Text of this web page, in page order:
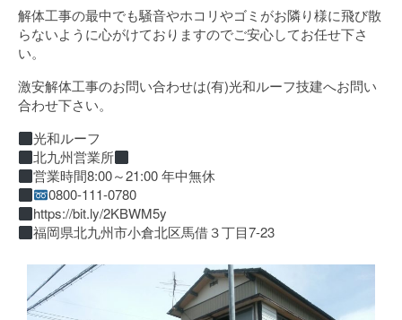
解体工事の最中でも騒音やホコリやゴミがお隣り様に飛び散
らないように心がけておりますのでご安心してお任せ下さ
い。
激安解体工事のお問い合わせは(有)光和ルーフ技建へお問い
合わせ下さい。
光和ルーフ
北九州営業所
営業時間8:00～21:00 年中無休
0800-111-0780
https://bit.ly/2KBWM5y
福岡県北九州市小倉北区馬借３丁目7-23